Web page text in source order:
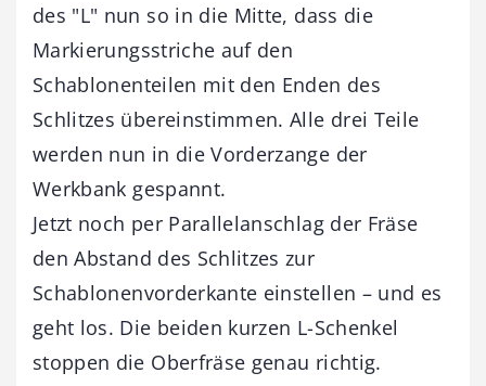
des "L" nun so in die Mitte, dass die
Markierungsstriche auf den
Schablonenteilen mit den Enden des
Schlitzes übereinstimmen. Alle drei Teile
werden nun in die Vorderzange der
Werkbank gespannt.
Jetzt noch per Parallelanschlag der Fräse
den Abstand des Schlitzes zur
Schablonenvorderkante einstellen – und es
geht los. Die beiden kurzen L-Schenkel
stoppen die Oberfräse genau richtig.